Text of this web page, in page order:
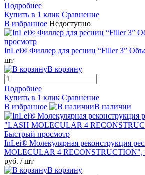
Подробнее
Купить в 1 клик Сравнение
В избранное Недоступно
просмотр
InLei® Филлер для ресниц “Filler 3”
шт
В корзину
Подробнее
Купить в 1 клик Сравнение
В избранное
В наличии
Быстрый просмотр
InLei® Молекулярная реконструкция
MOLECULAR 4 RECONSTRUCTION",
руб. / шт
В корзину